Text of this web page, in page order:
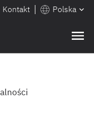
Kontakt Polska